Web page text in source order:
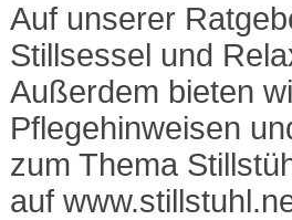
Auf unserer
Stillsessel und
Außerdem bieten
Pflegehinweisen
zum Thema
auf